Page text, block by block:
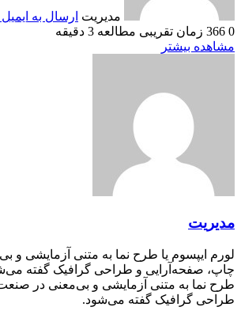
مدیریت ارسال به ایمیل
0
زمان تقریبی مطالعه 3 دقیقه
مشاهده بیشتر
مدیریت
لورم ایپسوم یا طرح‌ نما به متنی آزمایشی و
چاپ، صفحه‌آرایی و طراحی گرافیک گفته
طرح‌ نما به متنی آزمایشی و بی‌معنی در
طراحی گرافیک گفته می‌شود.